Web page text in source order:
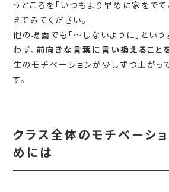
うところを「いつもより早めに家をでて
えてみてください。
他の場面でも「～しないように」とい
わず、 前向きな言葉に言い換えること
生のモチベーションが少しずつ上がっ
す。
クラス全体のモチベーシ
めには